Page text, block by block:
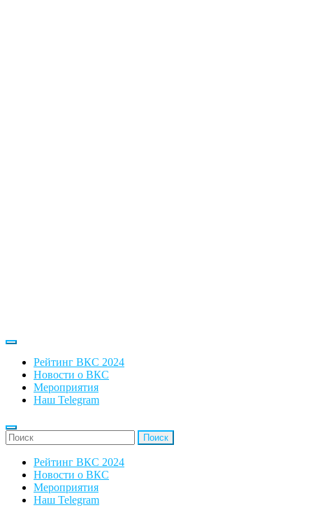
Рейтинг ВКС 2024
Новости о ВКС
Мероприятия
Наш Telegram
'Найти:
Рейтинг ВКС 2024
Новости о ВКС
Мероприятия
Наш Telegram